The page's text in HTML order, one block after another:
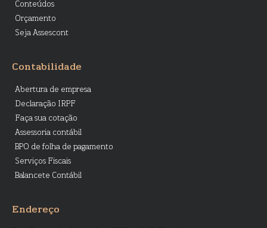
Conteúdos
Orçamento
Seja Assescont
Contabilidade
Abertura de empresa
Declaração IRPF
Faça sua cotação
Assessoria contábil
BPO de folha de pagamento
Serviços Fiscais
Balancete Contábil
Endereço